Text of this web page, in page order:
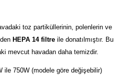
toz partiküllerinin, polenlerin ve
HEPA 14 filtre ile donatılmıştır. Bu
mevcut havadan daha temizdir.
ile 750W (modele göre değişebilir)